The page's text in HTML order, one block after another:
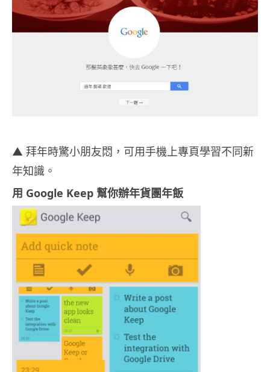
▲ 拜年時驚小朋友悶，可用手機上專頁學習不同新
年知識。
用 Google Keep 幫你辦年貨團年飯